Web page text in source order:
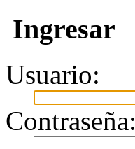
Ingresar
Usuario:
Contraseña: